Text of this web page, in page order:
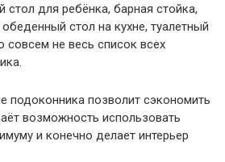
для ребёнка, барная стойка,
стол на кухне, туалетный
совсем не весь список всех
подоконника позволит сэкономить
возможность использовать
и конечно делает интерьер